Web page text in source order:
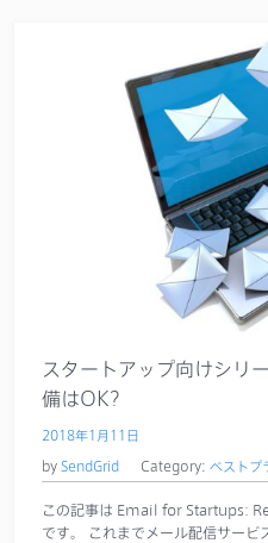
スタートアップ向けシリ
備はOK?
2018年1月11日
by SendGrid Category: ベストプ
この記事は Email for Startups:
です。 これまでメール配信サービ